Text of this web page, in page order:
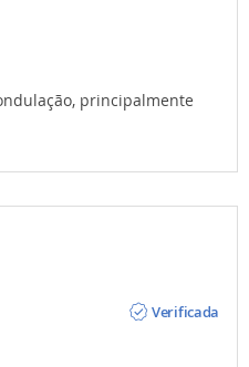
principalmente
Verificada